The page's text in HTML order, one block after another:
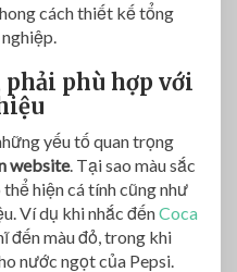
cách thiết kế tổng
phải phù hợp với
yếu tố quan trọng
website. Tại sao màu sắc
hiện cá tính cũng như
Ví dụ khi nhắc đếnCoca
đến màu đỏ, trong khi
nước ngọt của Pepsi.